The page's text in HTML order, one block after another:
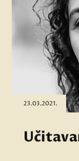
23.03.2021.